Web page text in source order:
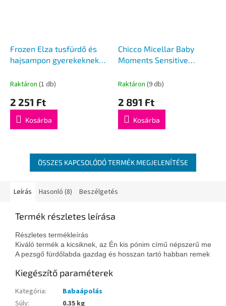
Frozen Elza tusfürdő és
hajsampon gyerekeknek
Raktáron (1 db)
2 251 Ft
Kosárba
Chicco Micellar Baby
Moments Sensitive
ml
Raktáron (9 db)
2 891 Ft
Kosárba
ÖSSZES KAPCSOLÓDÓ TERMÉK MEGJELENÍTÉSE
Leírás Hasonló (8) Beszélgetés
Termék részletes leírása
Részletes termékleírás
Kiváló termék a kicsiknek, az Én kis pónim című népszerű mese
A pezsgő fürdőlabda gazdag és hosszan tartó habban remek
Kiegészítő paraméterek
Kategória:
Babaápolás
Súly:
0.35 kg